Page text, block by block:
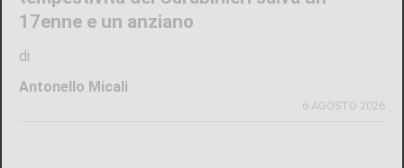
17enne e un anziano
di
Antonello Micali
6 AGOSTO 2026